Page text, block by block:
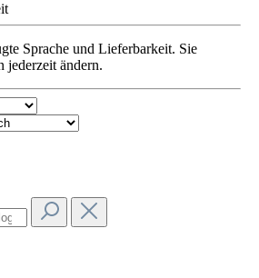
Sprache und Lieferbarkeit. Sie
jederzeit ändern.